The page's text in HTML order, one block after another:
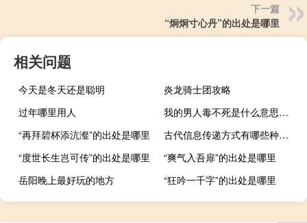
下一篇
“炯炯寸心丹”的出处是哪里
相关问题
今天是冬天还是聪明
炎龙骑士团攻略
过年哪里用人
我的男人毒不死是什么意思什么梗
“再拜碧杯添沆瀣”的出处是哪里
古代信息传递方式有哪些种类（古代信息传递方式有哪些）
“度世长生岂可传”的出处是哪里
“爽气入吾扉”的出处是哪里
岳阳晚上最好玩的地方
“狂吟一千字”的出处是哪里